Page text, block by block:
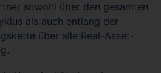
sowohl über den gesamten
als auch entlang der
über alle Real-Asset-